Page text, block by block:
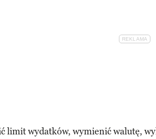
limit wydatków, wymienić walutę,